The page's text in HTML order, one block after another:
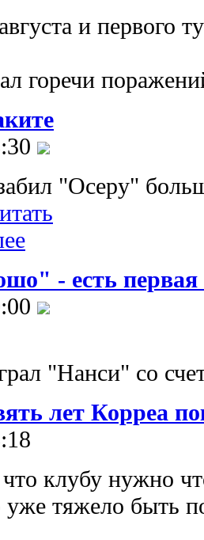
и первого
горечи
"Осеру"
- есть первая
"Нанси" со
лет Корреа
клубу нужно
уже тяжело быть